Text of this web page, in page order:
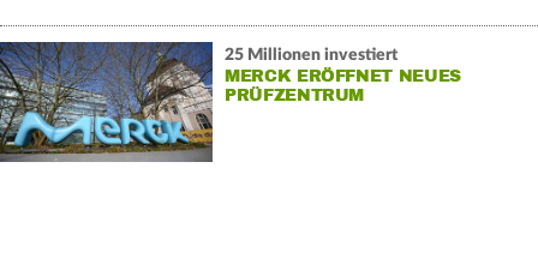
25 Millionen investiert
MERCK ERÖFFNET NEUES
PRÜFZENTRUM